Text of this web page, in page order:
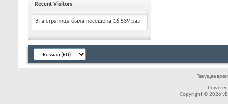
Recent Visitors
Эта страница была посещена 16,539 раз
Текущее
Copyright © 2026